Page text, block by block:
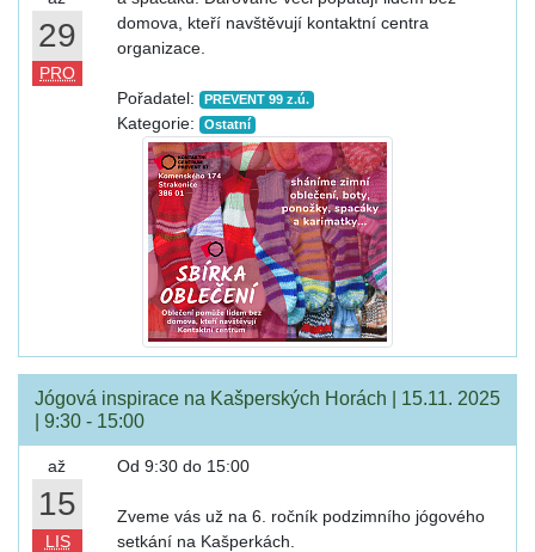
29
PRO
domova, kteří navštěvují kontaktní centra
organizace.
Pořadatel: PREVENT 99 z.ú.
Kategorie: Ostatní
Jógová inspirace na Kašperských Horách | 15.11. 2025
| 9:30 - 15:00
až
15
LIS
Od 9:30 do 15:00
Zveme vás už na 6. ročník podzimního jógového
setkání na Kašperkách.